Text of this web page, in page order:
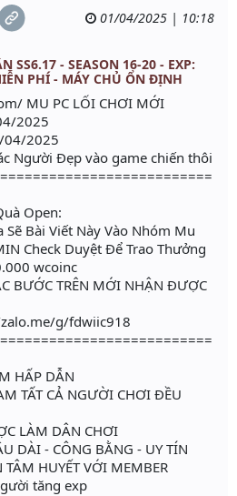
01/04/2025 | 10:18
SS6.17 - SEASON 16-20 - EXP:
PHÍ - MÁY CHỦ ỔN ĐỊNH
MU PC LỐI CHƠI MỚI
2025
2025
Người Đẹp vào game chiến thôi
Open:
Sẽ Bài Viết Này Vào Nhóm Mu
Check Duyệt Để Trao Thưởng
wcoinc
BƯỚC TRÊN MỚI NHẬN ĐƯỢC
g/fdwiic918
HẤP DẪN
TẤT CẢ NGƯỜI CHƠI ĐỀU
LÀM DÂN CHƠI
DÀI - CÔNG BẰNG - UY TÍN
HUYẾT VỚI MEMBER
tăng exp